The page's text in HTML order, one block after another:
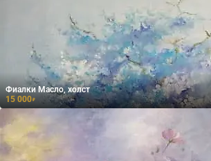
Фиалки Масло, холст
15 000₽